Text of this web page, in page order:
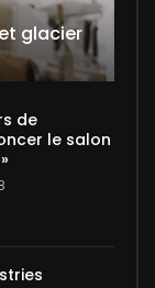
glacier
de
le salon